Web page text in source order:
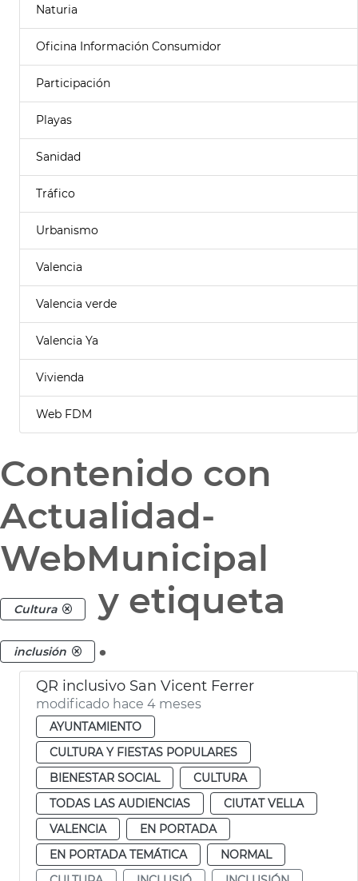
Naturia
Oficina Información Consumidor
Participación
Playas
Sanidad
Tráfico
Urbanismo
Valencia
Valencia verde
Valencia Ya
Vivienda
Web FDM
Contenido con
Actualidad-
WebMunicipal
Cultura y etiqueta
inclusión .
QR inclusivo San Vicent Ferrer
modificado hace 4 meses
AYUNTAMIENTO
CULTURA Y FIESTAS POPULARES
BIENESTAR SOCIAL
CULTURA
TODAS LAS AUDIENCIAS
CIUTAT VELLA
VALENCIA
EN PORTADA
EN PORTADA TEMÁTICA
NORMAL